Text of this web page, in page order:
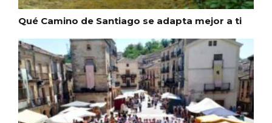
Qué Camino de Santiago se adapta mejor a ti